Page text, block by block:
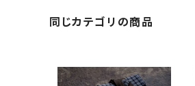
同じカテゴリの商品